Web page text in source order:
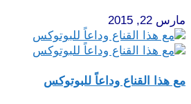
مارس 22, 2015
مع هذا القناع وداعاً للبوتوكس